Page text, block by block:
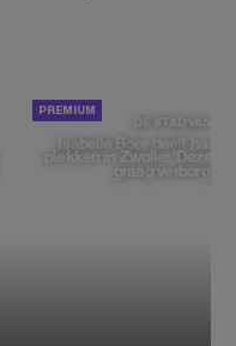
DE STAD VAN
Isabelle Boer deelt haar
plekken in Zwolle: 'Deze
graag verborgen'